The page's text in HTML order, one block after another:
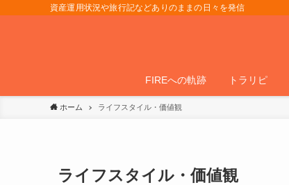
資産運用状況や旅行記などありのままの日々を発信
FIREへの軌跡 トラリピ
ホーム ライフスタイル・価値観
ライフスタイル・価値観